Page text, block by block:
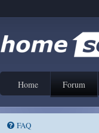
Home Forum
FAQ